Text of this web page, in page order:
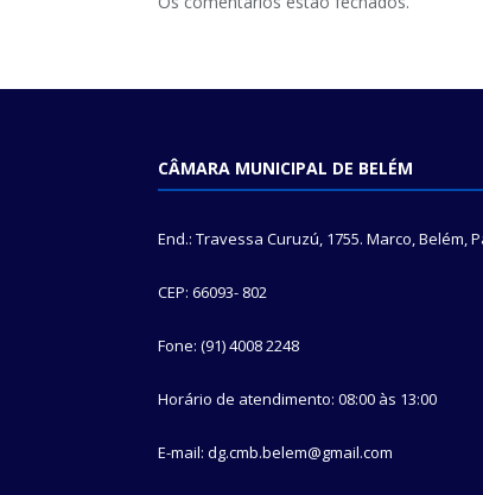
CÂMARA MUNICIPAL DE BELÉM
End.: Travessa Curuzú, 1755. Marco, Belém,
CEP: 66093- 802
Fone: (91) 4008 2248
Horário de atendimento: 08:00 às 13:00
E-mail: dg.cmb.belem@gmail.com